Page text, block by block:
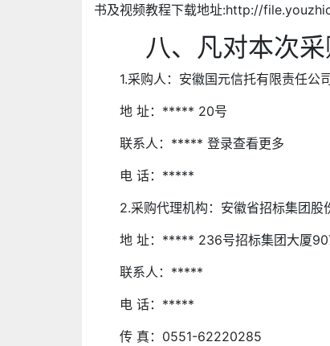
书及视频教程下载地址:http://
八、凡对本次
1.采购人：安徽国元信托有限责任公司
地 址：***** 20号
联系人：***** 登录查看更多
电 话：*****
2.采购代理机构：安徽省招标集团股
地 址：***** 236号招标集团大厦
联系人：*****
电 话：*****
传 真：0551-62220285